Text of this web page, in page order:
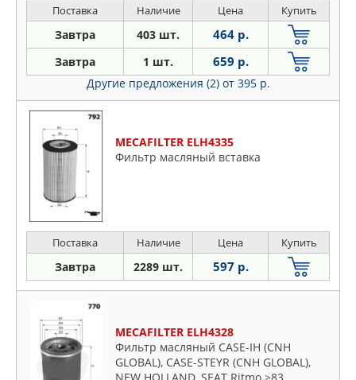
Поставка Наличие Цена Купить
Завтра 403 шт. 464 р.
Завтра 1 шт. 659 р.
Другие предложения (2) от 395 р.
MECAFILTER ELH4335
Фильтр масляный вставка
Поставка Наличие Цена Купить
Завтра 2289 шт. 597 р.
MECAFILTER ELH4328
Фильтр масляный CASE-IH (CNH
GLOBAL), CASE-STEYR (CNH GLOBAL),